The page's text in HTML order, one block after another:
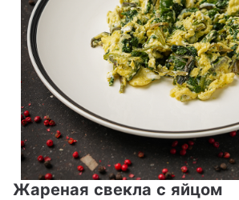
Жареная свекла с яйцом